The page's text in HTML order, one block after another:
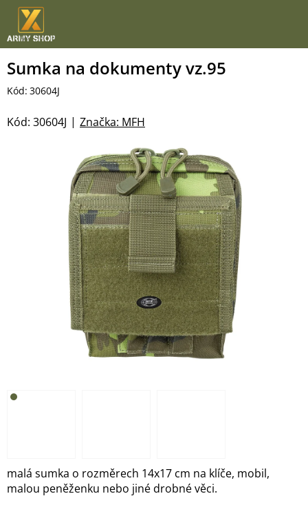
Přejít
obsah
Sumka na dokumenty vz.95
Kód: 30604J
Značka: MFH
Kód: 30604J
malá sumka o rozměrech 14x17 cm na klíče, mobil,
malou peněženku nebo jiné drobné věci.